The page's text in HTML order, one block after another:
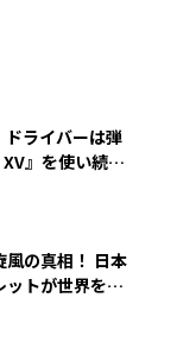
ドライバーは弾
』を使い続け
の真相！ 日本
トが世界を席